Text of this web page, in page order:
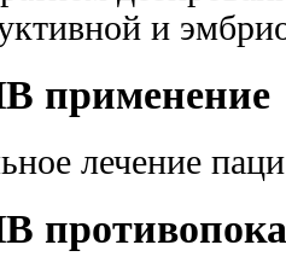
и
применение
лечение